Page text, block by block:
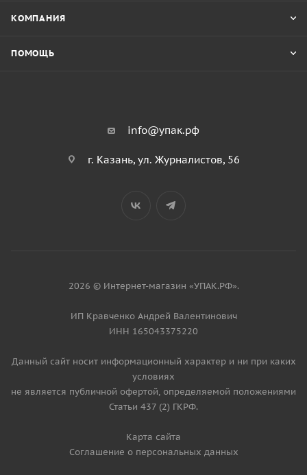
КОМПАНИЯ
ПОМОЩЬ
info@упак.рф
г. Казань, ул. Журналистов, 56
2026 © Интернет-магазин «УПАК.РФ».
ИП Кравченко Андрей Валентинович
ИНН 165043375220
Данный сайт носит информационный характер и ни при каких
условиях
не является публичной офертой, определяемой положениями
Статьи 437 (2) ГКРФ.
Карта сайта
Соглашение о персональных данных